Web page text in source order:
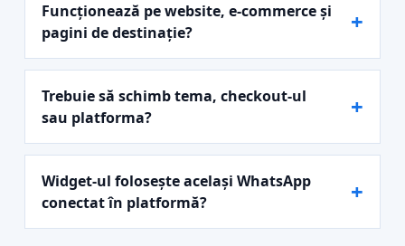
Funcționează pe website, e-commerce și
pagini de destinație?
Trebuie să schimb tema, checkout-ul
sau platforma?
Widget-ul folosește același WhatsApp
conectat în platformă?